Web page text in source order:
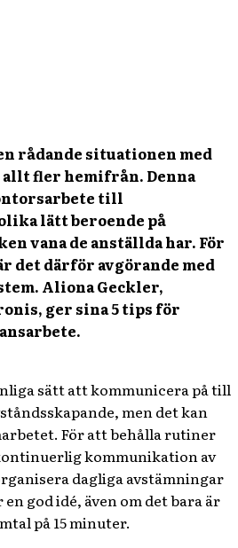
rådande situationen med
allt fler hemifrån. Denna
till
lätt beroende på
vana de anställda har. För
det därför avgörande med
Aliona Geckler,
ger sina 5 tips för
sätt att kommunicera på till
men det kan
För att behålla rutiner
kommunikation av
dagliga avstämningar
god idé, även om det bara är
på 15 minuter.